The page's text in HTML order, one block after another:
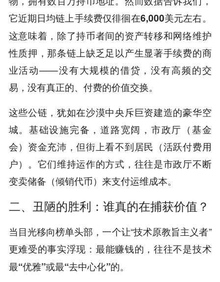
它近期日均链上手续费仅徘徊在6,000美元左右。
这意味着，除了持币者间的资产转移和网络维护
性质押，那条链上缺乏足以产生显著手续费的商
业活动——没有大规模的借贷，没有高频的交
易，没有真正的、付费的价值交换。
这些公链，犹如在沙漠中央斥巨资建造的豪华空
城。基础设施完备，道路宽阔，市政厅（基金
会）资金充沛，但街上看不到居民（活跃付费用
户）。它们维持运作的方式，往往是市政厅不断
变卖储备（倾销代币）来支付运维成本。
二、丑陋的胜利：谁真的在捕获价值？
当目光移向榜单头部，一个让“技术原教旨主义者”
更难受的事实浮现： 最能赚钱的，往往不是技术
最“优雅”或最“去中心化”的。